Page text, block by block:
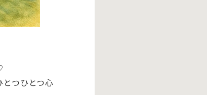
とつひとつ心